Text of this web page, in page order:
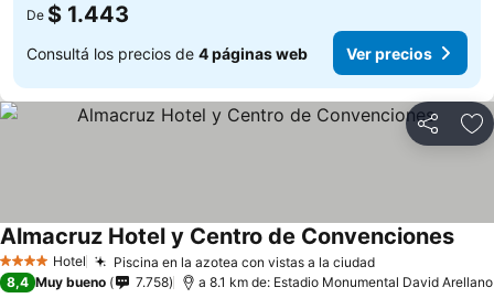
De $ 1.443
Consultá los precios de 4 páginas web Ver precios
Compartir
4 EstrellasHotel Piscina en la azotea con vistas a la ciudad
Almacruz Hotel y Centro de Convenciones
8,4 Muy bueno 7.758 a 8.1 km de: Estadio Monumental David Arellano